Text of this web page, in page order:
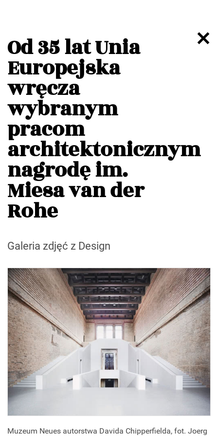
Od 35 lat Unia
Europejska
wręcza
wybranym
pracom
architektonicznym
nagrodę im.
Miesa van der
Rohe
Galeria zdjęć z Design
Muzeum Neues autorstwa Davida Chipperfielda, fot. Joerg